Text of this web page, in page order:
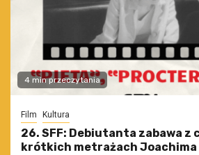
4 min przeczytania
Film Kultura
26. SFF: Debiutanta zabawa z
krótkich metrażach Joachima